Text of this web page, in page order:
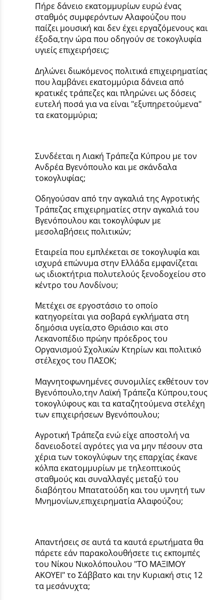
Πήρε δάνειο εκατομμυρίων ευρώ ένας
σταθμός συμφερόντων Αλαφούζου που
παίζει μουσική και δεν έχει εργαζόμενους και
έξοδα,την ώρα που οδηγούν σε τοκογλυφία
υγιείς επιχειρήσεις;
Δηλώνει διωκόμενος πολιτικά επιχειρηματίας
που λαμβάνει εκατομμύρια δάνεια από
κρατικές τράπεζες και πληρώνει ως δόσεις
ευτελή ποσά για να είναι "εξυπηρετούμενα"
τα εκατομμύρια;
Συνδέεται η Λιακή Τράπεζα Κύπρου με τον
Ανδρέα Βγενόπουλο και με σκάνδαλα
τοκογλυφίας;
Οδηγούσαν από την αγκαλιά της Αγροτικής
Τράπεζας επιχειρηματίες στην αγκαλιά του
Βγενόπουλου και τοκογλύφων με
μεσολαβήσεις πολιτικών;
Εταιρεία που εμπλέκεται σε τοκογλυφία και
ισχυρά επώνυμα στην Ελλάδα εμφανίζεται
ως ιδιοκτήτρια πολυτελούς ξενοδοχείου στο
κέντρο του Λονδίνου;
Μετέχει σε εργοστάσιο το οποίο
κατηγορείται για σοβαρά εγκλήματα στη
δημόσια υγεία,στο Θριάσιο και στο
Λεκανοπέδιο πρώην πρόεδρος του
Οργανισμού Σχολικών Κτηρίων και πολιτικό
στέλεχος του ΠΑΣΟΚ;
Μαγνητοφωνημένες συνομιλίες εκθέτουν τον
Βγενόπουλο,την Λαϊκή Τράπεζα Κύπρου,τους
τοκογλύφους και τα καταζητούμενα στελέχη
των επιχειρήσεων Βγενόπουλου;
Αγροτική Τράπεζα ενώ είχε αποστολή να
δανειοδοτεί αγρότες για να μην πέσουν στα
χέρια των τοκογλύφων της επαρχίας έκανε
κόλπα εκατομμυρίων με τηλεοπτικούς
σταθμούς και συναλλαγές μεταξύ του
διαβόητου Μπατατούδη και του υμνητή των
Μνημονίων,επιχειρηματία Αλαφούζου;
Απαντήσεις σε αυτά τα καυτά ερωτήματα θα
πάρετε εάν παρακολουθήσετε τις εκπομπές
του Νίκου Νικολόπουλου "ΤΟ ΜΑΞΙΜΟΥ
ΑΚΟΥΕΙ" το Σάββατο και την Κυριακή στις 12
τα μεσάνυχτα;